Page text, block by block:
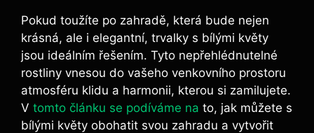
Pokud toužíte po zahradě, která bude nejen
krásná, ale i elegantní, trvalky s‌ bílými‍ květy
jsou ideálním řešením. Tyto nepřehlédnutelné
rostliny vnesou do vašeho venkovního prostoru
atmosféru klidu a harmonii, kterou si zamilujete.‌
V tomto článku se podíváme na to, jak můžete s
bílými květy obohatit svou zahradu a vytvořit